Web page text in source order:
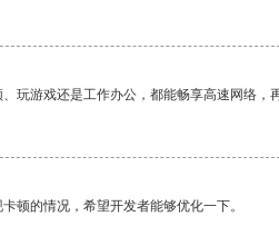
玩游戏还是工作办公，都能畅享高速网络
顿的情况，希望开发者能够优化一下。